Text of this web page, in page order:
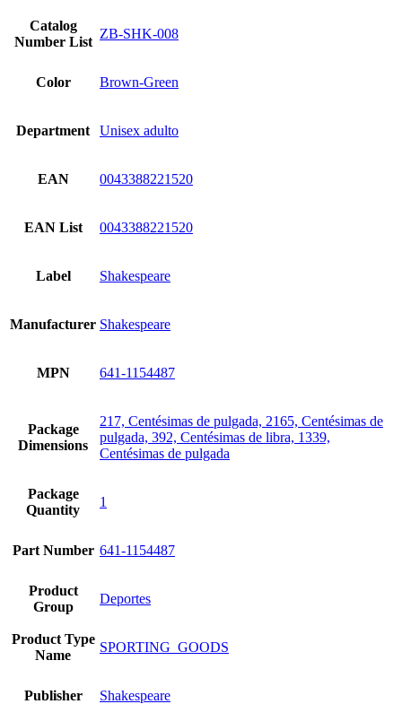
Catalog
Number List
ZB-SHK-008
Color Brown-Green
Department Unisex adulto
EAN 0043388221520
EAN List 0043388221520
Label Shakespeare
Manufacturer Shakespeare
MPN 641-1154487
Package
Dimensions
217, Centésimas de pulgada, 2165, Centésimas de
pulgada, 392, Centésimas de libra, 1339,
Centésimas de pulgada
Package
Quantity
1
Part Number 641-1154487
Product
Group
Deportes
Product Type
Name
SPORTING_GOODS
Publisher Shakespeare